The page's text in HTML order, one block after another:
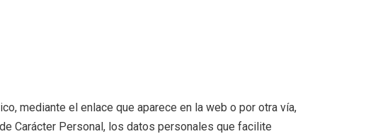
mediante el enlace que aparece en la web o por otra vía,
Carácter Personal, los datos personales que facilite